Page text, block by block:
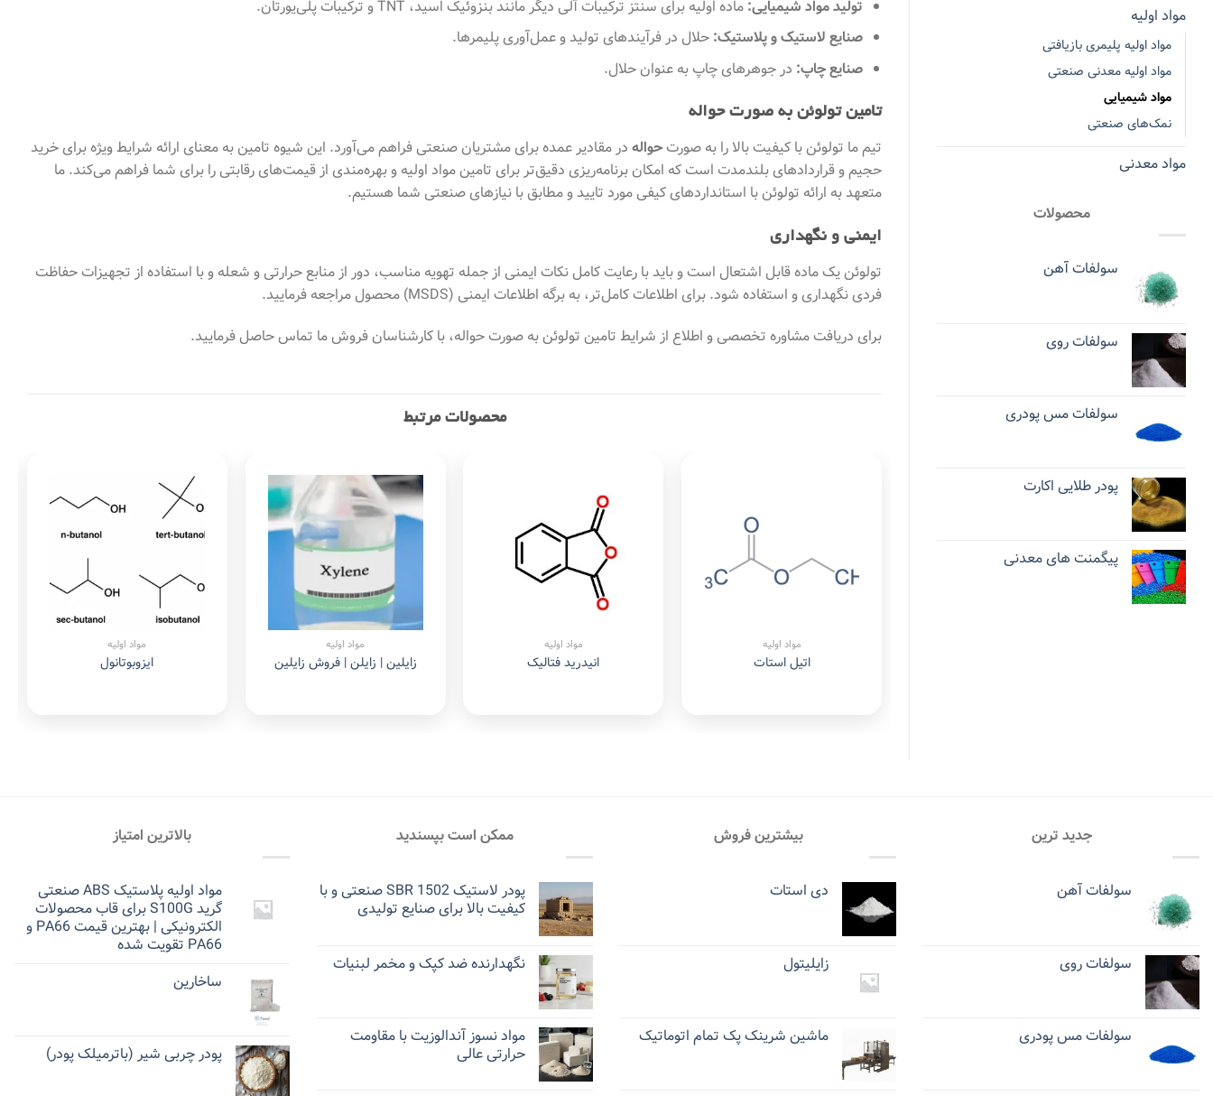
مواد اولیه
مواد اولیه پلیمری بازیافتی
مواد اولیه معدنی صنعتی
مواد شیمیایی
نمک‌های صنعتی
مواد معدنی
محصولات
سولفات آهن
سولفات روی
سولفات مس پودری
پودر طلایی اکارت
پیگمنت های معدنی
تولید مواد شیمیایی: ماده اولیه برای سنتز ترکیبات آلی دیگر مانند بنزوئیک اسید، TNT و ترکیبات پلی‌یورتان.
صنایع لاستیک و پلاستیک: حلال در فرآیندهای تولید و عمل‌آوری پلیمرها.
صنایع چاپ: در جوهرهای چاپ به عنوان حلال.
تامین تولوئن به صورت حواله
تیم ما تولوئن با کیفیت بالا را به صورتحواله در مقادیر عمده برای مشتریان صنعتی فراهم می‌آورد. این شیوه تامین به معنای ارائه شرایط ویژه برای خرید
حجیم و قراردادهای بلندمدت است که امکان برنامه‌ریزی دقیق‌تر برای تامین مواد اولیه و بهره‌مندی از قیمت‌های رقابتی را برای شما فراهم می‌کند. ما
متعهد به ارائه تولوئن با استانداردهای کیفی مورد تایید و مطابق با نیازهای صنعتی شما هستیم.
ایمنی و نگهداری
تولوئن یک ماده قابل اشتعال است و باید با رعایت کامل نکات ایمنی از جمله تهویه مناسب، دور از منابع حرارتی و شعله و با استفاده از تجهیزات حفاظت
فردی نگهداری و استفاده شود. برای اطلاعات کامل‌تر، به برگه اطلاعات ایمنی (MSDS) محصول مراجعه فرمایید.
برای دریافت مشاوره تخصصی و اطلاع از شرایط تامین تولوئن به صورت حواله، با کارشناسان فروش ما تماس حاصل فرمایید.
محصولات مرتبط
مواد اولیه
اتیل استات
wishlist
مواد اولیه
انیدرید فتالیک
Add to
wishlist
مواد اولیه
زایلین | زایلن | فروش زایلین
wishlist
مواد اولیه
ایزوبوتانول
جدید ترین
سولفات آهن
سولفات روی
سولفات مس پودری
بیشترین فروش
دی استات
زایلیتول
ماشین شرینک پک تمام اتوماتیک
ممکن است بپسندید
پودر لاستیک SBR 1502 صنعتی و با
کیفیت بالا برای صنایع تولیدی
نگهدارنده ضد کپک و مخمر لبنیات
مواد نسوز آندالوزیت با مقاومت
حرارتی عالی
بالاترین امتیاز
مواد اولیه پلاستیک ABS صنعتی
گرید S100G برای قاب محصولات
الکترونیکی | بهترین قیمت PA66 و
PA66 تقویت شده
ساخارین
پودر چربی شیر (باترمیلک پودر)